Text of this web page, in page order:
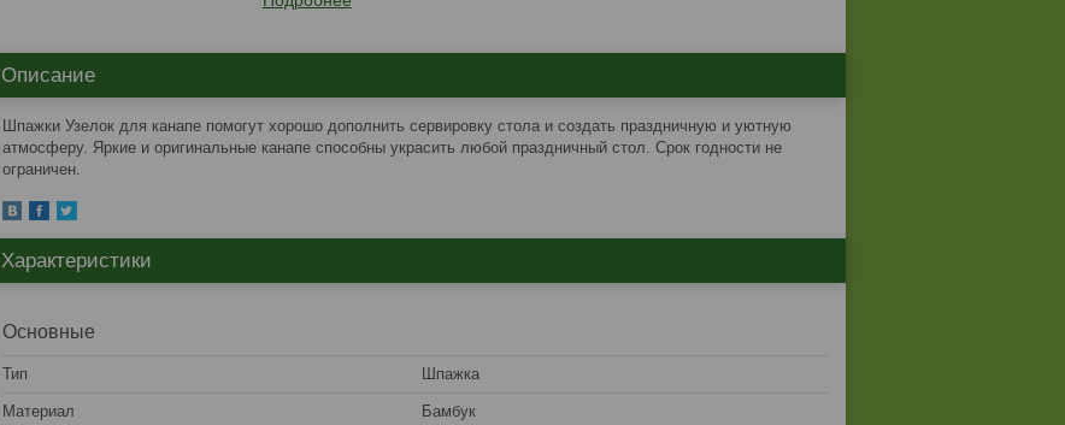
Описание
Шпажки Узелок для канапе помогут хорошо дополнить сервировку стола и создать праздничную и уютную
атмосферу. Яркие и оригинальные канапе способны украсить любой праздничный стол. Срок годности не
ограничен.
Характеристики
Основные
Тип Шпажка
Материал Бамбук